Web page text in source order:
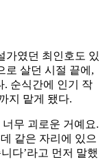
가였던 최인호도 있
로 살던 시절 끝에,
. 순식간에 인기 작
지 맡게 됐다.
무 괴로운 거예요.
같은 자리에 있으
다’라고 먼저 말했